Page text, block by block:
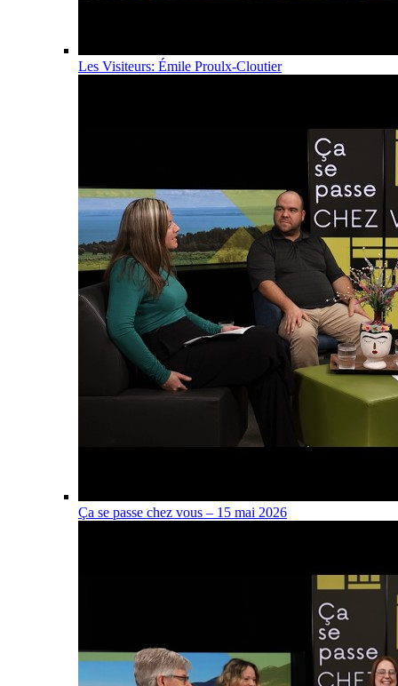
Les Visiteurs: Émile Proulx-Cloutier
Ça se passe chez vous – 15 mai 2026